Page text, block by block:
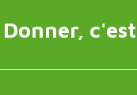
Donner,